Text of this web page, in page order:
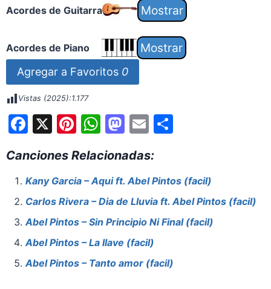
Acordes de Guitarra
Acordes de Piano
Agregar a Favoritos 0
Vistas (2025):1.177
F
c
e
b
o
o
k
X Pi
er
e
st
W
at
s
A
p
p
M
st
o
d
o
n
E
ai
l
S
e
Canciones Relacionadas:
Kany Garcia – Aqui ft. Abel Pintos (facil)
Carlos Rivera – Dia de Lluvia ft. Abel Pintos (facil)
Abel Pintos – Sin Principio Ni Final (facil)
Abel Pintos – La llave (facil)
Abel Pintos – Tanto amor (facil)